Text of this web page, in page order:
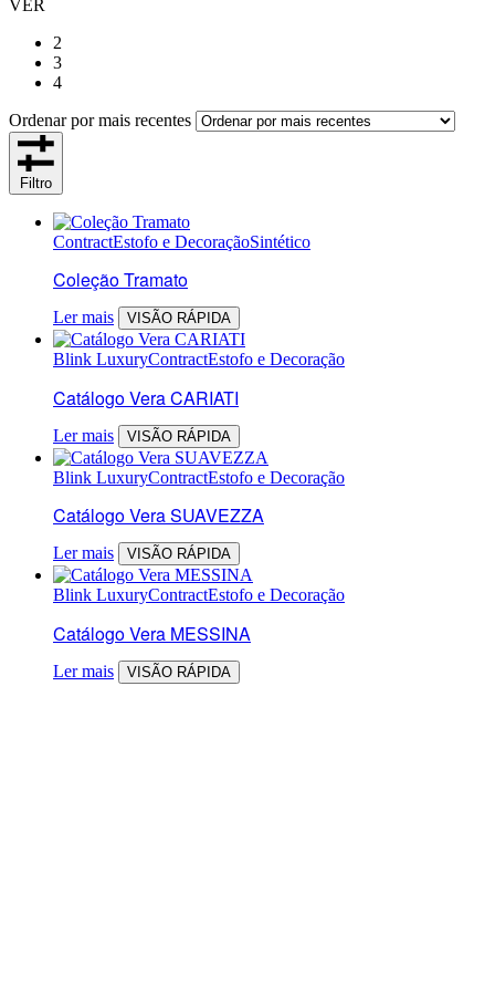
VER
2
3
4
Ordenar por mais recentes
Filtro
ContractEstofo e DecoraçãoSintético
Coleção Tramato
Ler mais VISÃO RÁPIDA
Blink LuxuryContractEstofo e Decoração
Catálogo Vera CARIATI
Ler mais VISÃO RÁPIDA
Blink LuxuryContractEstofo e Decoração
Catálogo Vera SUAVEZZA
Ler mais VISÃO RÁPIDA
Blink LuxuryContractEstofo e Decoração
Catálogo Vera MESSINA
Ler mais VISÃO RÁPIDA